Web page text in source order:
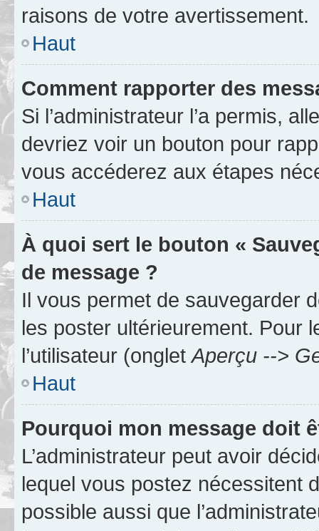
raisons de votre avertissement.
Haut
Comment rapporter des
Si l’administrateur l’a permis,
devriez voir un bouton pour
vous accéderez aux étapes
Haut
À quoi sert le bouton «
de message ?
Il vous permet de sauvegarder
les poster ultérieurement. Pour
l’utilisateur (ongletAperçu -->
Haut
Pourquoi mon message doit
L’administrateur peut avoir
lequel vous postez nécessitent
possible aussi que